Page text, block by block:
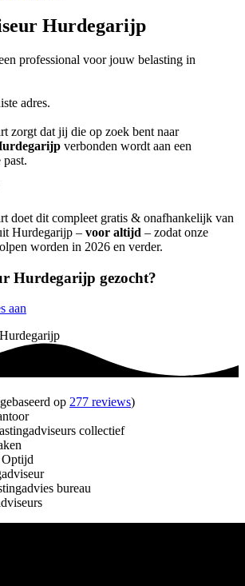
Hurdegarijp
professional voor jouw belasting in
adres.
zorgt dat jij die op zoek bent naar
verbonden wordt aan een
doet dit compleet gratis & onafhankelijk van
Hurdegarijp – voor altijd – zodat onze
worden in 2026 en verder.
Hurdegarijp gezocht?
aan
op 277 reviews)